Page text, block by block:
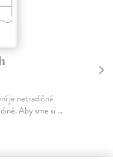
netradičná
Aby sme si ...